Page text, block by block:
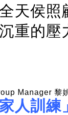
天侯
重的
Manager 黎
人訓練